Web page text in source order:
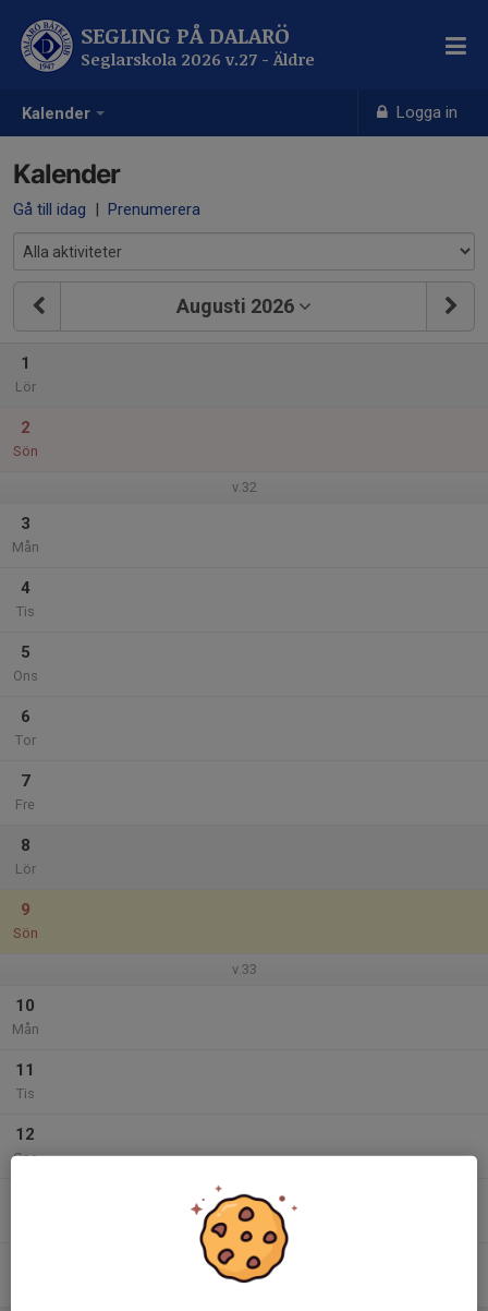
Kalender Logga in
SEGLING PÅ DALARÖ
Seglarskola 2026 v.27 - Äldre
Kalender
Gå till idag | Prenumerera
Augusti 2026
1
Lör
2
Sön
v.32
3
Mån
4
Tis
5
Ons
6
Tor
7
Fre
8
Lör
9
Sön
v.33
10
Mån
11
Tis
12
Ons